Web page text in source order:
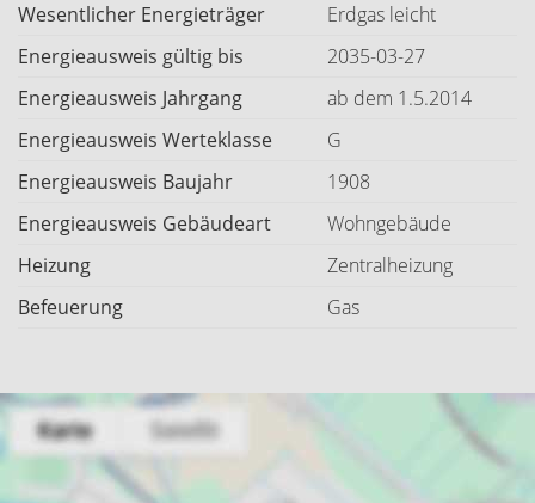
Wesentlicher Energieträger
Erdgas leicht
Energieausweis gültig bis
2035-03-27
Energieausweis Jahrgang
ab dem 1.5.2014
Energieausweis Werteklasse
G
Energieausweis Baujahr
1908
Energieausweis Gebäudeart
Wohngebäude
Heizung
Zentralheizung
Befeuerung
Gas